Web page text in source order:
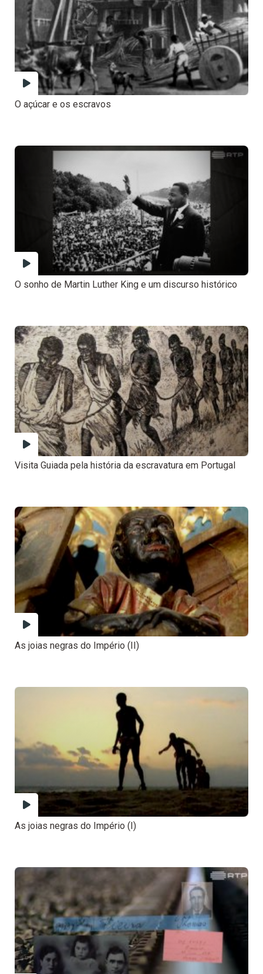
O açúcar e os escravos
O sonho de Martin Luther King e um discurso histórico
Visita Guiada pela história da escravatura em Portugal
As joias negras do Império (II)
As joias negras do Império (I)